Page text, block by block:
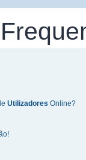
Utilizadores Online?